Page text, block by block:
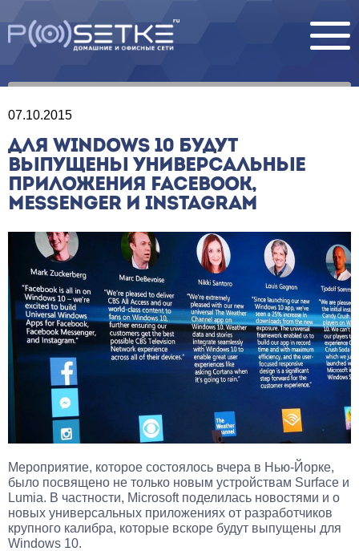
07.10.2015
ДЛЯ WINDOWS 10 БУДУТ
ВЫПУЩЕНЫ УНИВЕРСАЛЬНЫЕ
ПРИЛОЖЕНИЯ FACEBOOK,
MESSENGER И INSTAGRAM
Мероприятие, которое состоялось вчера в Нью-Йорке,
было посвящено не только новым устройствам Surface и
Lumia. В частности, Microsoft поделилась новостями и о
новых универсальных приложениях от разработчиков
крупного калибра, которые вскоре будут выпущены для
Windows 10.